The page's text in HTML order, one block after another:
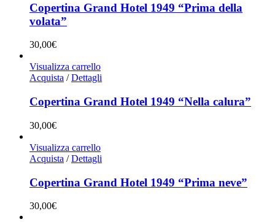
Copertina Grand Hotel 1949 “Prima della
volata”
30,00€
Visualizza carrello
Acquista / Dettagli
Copertina Grand Hotel 1949 “Nella calura”
30,00€
Visualizza carrello
Acquista / Dettagli
Copertina Grand Hotel 1949 “Prima neve”
30,00€